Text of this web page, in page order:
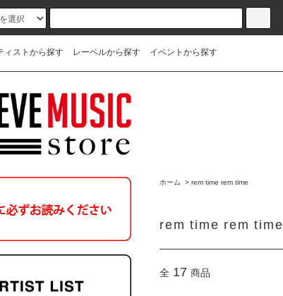
ィストから探す レーベルから探す イベントから探す
ホーム > rem time rem time
rem time rem time
全 17 商品